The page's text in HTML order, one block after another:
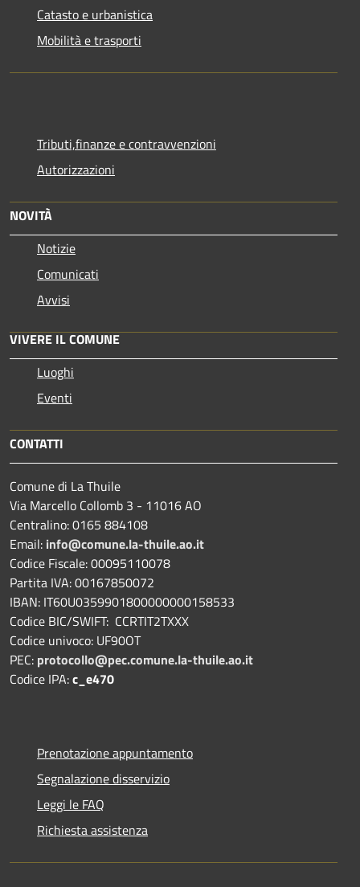
Catasto e urbanistica
Mobilità e trasporti
Tributi,finanze e contravvenzioni
Autorizzazioni
NOVITÀ
Notizie
Comunicati
Avvisi
VIVERE IL COMUNE
Luoghi
Eventi
CONTATTI
Comune di La Thuile
Via Marcello Collomb 3 - 11016 AO
Centralino: 0165 884108
Email: info@comune.la-thuile.ao.it
Codice Fiscale: 00095110078
Partita IVA: 00167850072
IBAN: IT60U0359901800000000158533
Codice BIC/SWIFT: CCRTIT2TXXX
Codice univoco: UF90OT
PEC: protocollo@pec.comune.la-thuile.ao.it
Codice IPA:c_e470
Prenotazione appuntamento
Segnalazione disservizio
Leggi le FAQ
Richiesta assistenza